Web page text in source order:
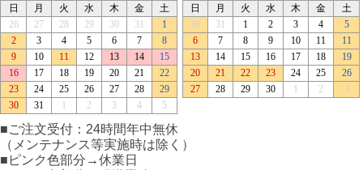
■ご注文受付：24時間年中無休
（メンテナンス等実施時は除く）
■ピンク色部分→休業日